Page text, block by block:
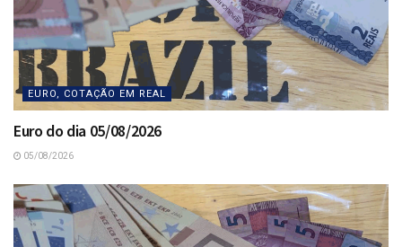
EURO, COTAÇÃO EM REAL
Euro do dia 05/08/2026
05/08/2026